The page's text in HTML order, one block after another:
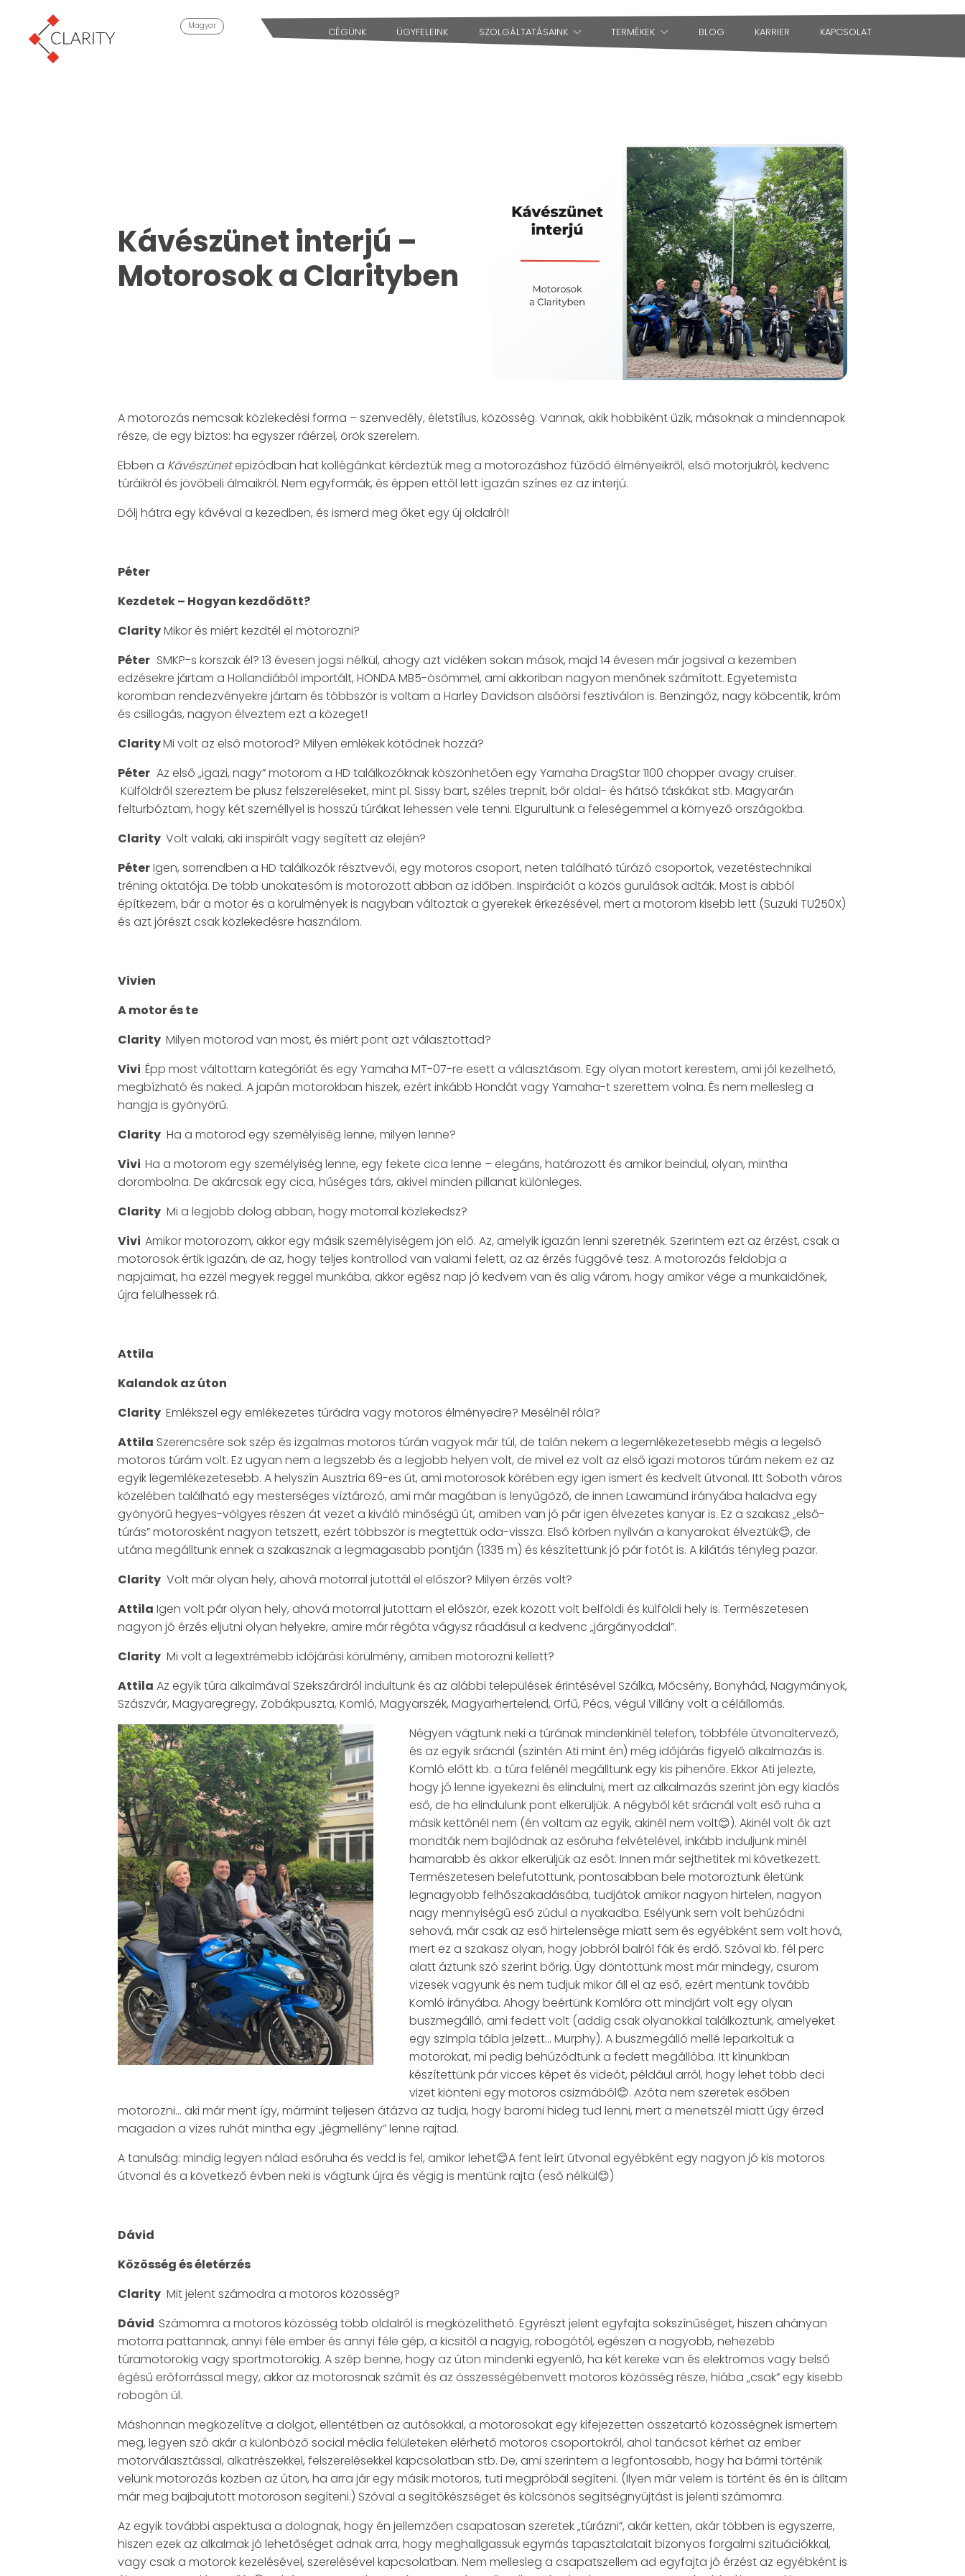
Magyar CÉGÜNK ÜGYFELEINK SZOLGÁLTATÁSAINK TERMÉKEK BLOG KARRIER KAPCSOLAT
Kávészünet interjú –
Motorosok a Clarityben
A motorozás nemcsak közlekedési forma – szenvedély, életstílus, közösség. Vannak, akik hobbiként űzik, másoknak a mindennapok
része, de egy biztos: ha egyszer ráérzel, örök szerelem.
Ebben a Kávészünetepizódban hat kollégánkat kérdeztük meg a motorozáshoz fűződő élményeikről, első motorjukról, kedvenc
túráikról és jövőbeli álmaikról. Nem egyformák, és éppen ettől lett igazán színes ez az interjú.
Dőlj hátra egy kávéval a kezedben, és ismerd meg őket egy új oldalról!
Péter
Kezdetek – Hogyan kezdődött?
ClarityMikor és miért kezdtél el motorozni?
Péter SMKP-s korszak él? 13 évesen jogsi nélkül, ahogy azt vidéken sokan mások, majd 14 évesen már jogsival a kezemben
edzésekre jártam a Hollandiából importált, HONDA MB5-ösömmel, ami akkoriban nagyon menőnek számított. Egyetemista
koromban rendezvényekre jártam és többször is voltam a Harley Davidson alsóörsi fesztiválon is. Benzingőz, nagy köbcentik, króm
és csillogás, nagyon élveztem ezt a közeget!
ClarityMi volt az első motorod? Milyen emlékek kötődnek hozzá?
Péter Az első „igazi, nagy” motorom a HD találkozóknak köszönhetően egy Yamaha DragStar 1100 chopper avagy cruiser.
Külföldről szereztem be plusz felszereléseket, mint pl. Sissy bart, széles trepnit, bőr oldal- és hátsó táskákat stb. Magyarán
felturbóztam, hogy két személlyel is hosszú túrákat lehessen vele tenni. Elgurultunk a feleségemmel a környező országokba.
Clarity Volt valaki, aki inspirált vagy segített az elején?
PéterIgen, sorrendben a HD találkozók résztvevői, egy motoros csoport, neten található túrázó csoportok, vezetéstechnikai
tréning oktatója. De több unokatesóm is motorozott abban az időben. Inspirációt a közös gurulások adták. Most is abból
építkezem, bár a motor és a körülmények is nagyban változtak a gyerekek érkezésével, mert a motorom kisebb lett (Suzuki TU250X)
és azt jórészt csak közlekedésre használom.
Vivien
A motor és te
Clarity Milyen motorod van most, és miért pont azt választottad?
Vivi Épp most váltottam kategóriát és egy Yamaha MT-07-re esett a választásom. Egy olyan motort kerestem, ami jól kezelhető,
megbízható és naked. A japán motorokban hiszek, ezért inkább Hondát vagy Yamaha-t szerettem volna. És nem mellesleg a
hangja is gyönyörű.
Clarity Ha a motorod egy személyiség lenne, milyen lenne?
Vivi Ha a motorom egy személyiség lenne, egy fekete cica lenne – elegáns, határozott és amikor beindul, olyan, mintha
dorombolna. De akárcsak egy cica, hűséges társ, akivel minden pillanat különleges.
Clarity Mi a legjobb dolog abban, hogy motorral közlekedsz?
Vivi Amikor motorozom, akkor egy másik személyiségem jön elő. Az, amelyik igazán lenni szeretnék. Szerintem ezt az érzést, csak a
motorosok értik igazán, de az, hogy teljes kontrollod van valami felett, az az érzés függővé tesz. A motorozás feldobja a
napjaimat, ha ezzel megyek reggel munkába, akkor egész nap jó kedvem van és alig várom, hogy amikor vége a munkaidőnek,
újra felülhessek rá.
Attila
Kalandok az úton
Clarity Emlékszel egy emlékezetes túrádra vagy motoros élményedre? Mesélnél róla?
Attila Szerencsére sok szép és izgalmas motoros túrán vagyok már túl, de talán nekem a legemlékezetesebb mégis a legelső
motoros túrám volt. Ez ugyan nem a legszebb és a legjobb helyen volt, de mivel ez volt az első igazi motoros túrám nekem ez az
egyik legemlékezetesebb. A helyszín Ausztria 69-es út, ami motorosok körében egy igen ismert és kedvelt útvonal. Itt Soboth város
közelében található egy mesterséges víztározó, ami már magában is lenyűgöző, de innen Lawamünd irányába haladva egy
gyönyörű hegyes-völgyes részen át vezet a kiváló minőségű út, amiben van jó pár igen élvezetes kanyar is. Ez a szakasz „első-
túrás” motorosként nagyon tetszett, ezért többször is megtettük oda-vissza. Első körben nyilván a kanyarokat élveztük😊, de
utána megálltunk ennek a szakasznak a legmagasabb pontján (1335 m) és készítettünk jó pár fotót is. A kilátás tényleg pazar.
Clarity Volt már olyan hely, ahová motorral jutottál el először? Milyen érzés volt?
Attila Igen volt pár olyan hely, ahová motorral jutottam el először, ezek között volt belföldi és külföldi hely is. Természetesen
nagyon jó érzés eljutni olyan helyekre, amire már régóta vágysz ráadásul a kedvenc „járgányoddal”.
Clarity Mi volt a legextrémebb időjárási körülmény, amiben motorozni kellett?
Attila Az egyik túra alkalmával Szekszárdról indultunk és az alábbi települések érintésével Szálka, Mőcsény, Bonyhád, Nagymányok,
Szászvár, Magyaregregy, Zobákpuszta, Komló, Magyarszék, Magyarhertelend, Orfű, Pécs, végül Villány volt a célállomás.
Négyen vágtunk neki a túrának mindenkinél telefon, többféle útvonaltervező,
és az egyik srácnál (szintén Ati mint én) még időjárás figyelő alkalmazás is.
Komló előtt kb. a túra felénél megálltunk egy kis pihenőre. Ekkor Ati jelezte,
hogy jó lenne igyekezni és elindulni, mert az alkalmazás szerint jön egy kiadós
eső, de ha elindulunk pont elkerüljük. A négyből két srácnál volt eső ruha a
másik kettőnél nem (én voltam az egyik, akinél nem volt😊). Akinél volt ők azt
mondták nem bajlódnak az esőruha felvételével, inkább induljunk minél
hamarabb és akkor elkerüljük az esőt. Innen már sejthetitek mi következett.
Természetesen belefutottunk, pontosabban bele motoroztunk életünk
legnagyobb felhőszakadásába, tudjátok amikor nagyon hirtelen, nagyon
nagy mennyiségű eső zúdul a nyakadba. Esélyünk sem volt behúzódni
sehová, már csak az eső hirtelensége miatt sem és egyébként sem volt hová,
mert ez a szakasz olyan, hogy jobbról balról fák és erdő. Szóval kb. fél perc
alatt áztunk szó szerint bőrig. Úgy döntöttünk most már mindegy, csurom
vizesek vagyunk és nem tudjuk mikor áll el az eső, ezért mentünk tovább
Komló irányába. Ahogy beértünk Komlóra ott mindjárt volt egy olyan
buszmegálló, ami fedett volt (addig csak olyanokkal találkoztunk, amelyeket
egy szimpla tábla jelzett… Murphy). A buszmegálló mellé leparkoltuk a
motorokat, mi pedig behúzódtunk a fedett megállóba. Itt kínunkban
készítettünk pár vicces képet és videót, például arról, hogy lehet több deci
vizet kiönteni egy motoros csizmából😊. Azóta nem szeretek esőben
motorozni… aki már ment így, mármint teljesen átázva az tudja, hogy baromi hideg tud lenni, mert a menetszél miatt úgy érzed
magadon a vizes ruhát mintha egy „jégmellény” lenne rajtad.
A tanulság: mindig legyen nálad esőruha és vedd is fel, amikor lehet😊A fent leírt útvonal egyébként egy nagyon jó kis motoros
útvonal és a következő évben neki is vágtunk újra és végig is mentünk rajta (eső nélkül😊)
Dávid
Közösség és életérzés
Clarity Mit jelent számodra a motoros közösség?
Dávid Számomra a motoros közösség több oldalról is megközelíthető. Egyrészt jelent egyfajta sokszínűséget, hiszen ahányan
motorra pattannak, annyi féle ember és annyi féle gép, a kicsitől a nagyig, robogótól, egészen a nagyobb, nehezebb
túramotorokig vagy sportmotorokig. A szép benne, hogy az úton mindenki egyenlő, ha két kereke van és elektromos vagy belső
égésű erőforrással megy, akkor az motorosnak számít és az összességébenvett motoros közösség része, hiába „csak” egy kisebb
robogón ül.
Máshonnan megközelítve a dolgot, ellentétben az autósokkal, a motorosokat egy kifejezetten összetartó közösségnek ismertem
meg, legyen szó akár a különböző social média felületeken elérhető motoros csoportokról, ahol tanácsot kérhet az ember
motorválasztással, alkatrészekkel, felszerelésekkel kapcsolatban stb. De, ami szerintem a legfontosabb, hogy ha bármi történik
velünk motorozás közben az úton, ha arra jár egy másik motoros, tuti megpróbál segíteni. (Ilyen már velem is történt és én is álltam
már meg bajbajutott motoroson segíteni.) Szóval a segítőkészséget és kölcsönös segítségnyújtást is jelenti számomra.
Az egyik további aspektusa a dolognak, hogy én jellemzően csapatosan szeretek „túrázni”, akár ketten, akár többen is egyszerre,
hiszen ezek az alkalmak jó lehetőséget adnak arra, hogy meghallgassuk egymás tapasztalatait bizonyos forgalmi szituációkkal,
vagy csak a motorok kezelésével, szerelésével kapcsolatban. Nem mellesleg a csapatszellem ad egyfajta jó érzést az egyébként is